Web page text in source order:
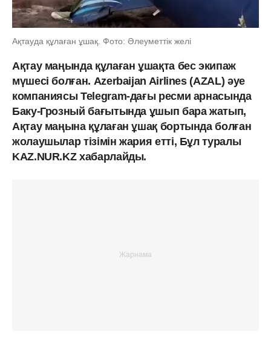
Ақтауда құлаған ұшақ. Фото: Әлеуметтік желі
Ақтау маңында құлаған ұшақта бес экипаж
мүшесі болған. Аzerbaijan Airlines (AZAL) әуе
компаниясы Telegram-дағы ресми арнасында
Баку-Грозный бағытында ұшып бара жатып,
Ақтау маңына құлаған ұшақ бортында болған
жолаушылар тізімін жария етті, Бұл туралы
KAZ.NUR.KZ хабарлайды.